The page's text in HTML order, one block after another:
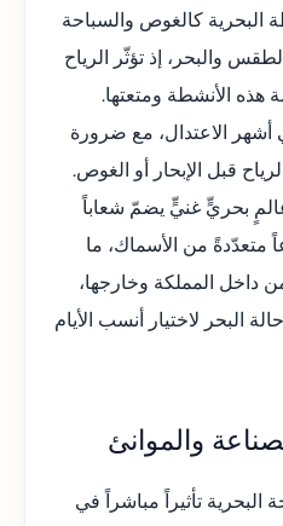
البحرية كالغوص والسباحة
والبحر، إذ تؤثّر الرياح
هذه الأنشطة ومتعتها.
الاعتدال، مع ضرورة
قبل الإبحار أو الغوص.
بحريٍّ غنيٍّ يضمّ شعاباً
متعدّدةً من الأسماك، ما
داخل المملكة وخارجها،
البحر لاختيار أنسب الأيام
والموانئ
البحرية تأثيراً مباشراً في